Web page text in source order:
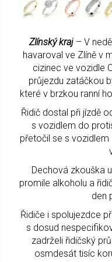
Zlínský kraj – V
havaroval ve Zlíně v
cizinec ve vozidle
průjezdu zatáčkou
které v brzkou ranní
Řidič dostal při jízdě
s vozidlem do
přetočil se s
Dechová zkouška
promile alkoholu a
den
Řidiče i spolujezdce
s dosud
zadrželi řidičský
osmdesát tisíc